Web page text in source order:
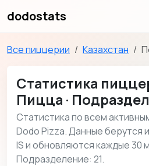
dodostats
Все пиццерии Казахстан
Статистика
Пицца ·
Статистика по всем
Dodo Pizza. Данные берутся
IS и обновляются каждые 30
Подразделение: 21.